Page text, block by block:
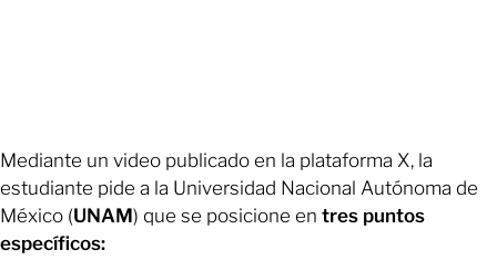
Mediante un video publicado en la plataforma X, la
estudiante pide a la Universidad Nacional Autónoma de
México (UNAM) que se posicione en tres puntos
específicos: